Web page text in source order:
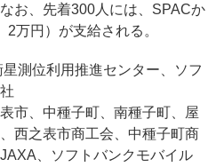
お、先着300人には、SPACか
万円）が支給される。
星測位利用推進センター、ソフ
市、中種子町、南種子町、屋
西之表市商工会、中種子町商
、ソフトバンクモバイル